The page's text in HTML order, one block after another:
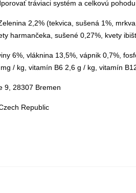
tráviaci systém a celkovú pohodu
2,2% (tekvica, sušená 1%,
harmančeka, sušené 0,27%, kvety
6%, vláknina 13,5%, vápnik 0,7%,
/ kg, vitamín B6 2,6 g / kg, vitamín
9, 28307 Bremen
Republic